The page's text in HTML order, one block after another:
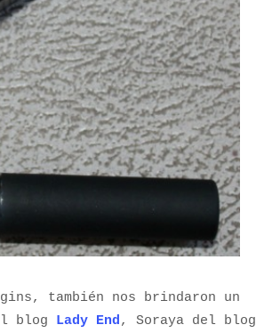
también nos brindaron un
blog Lady End, Soraya del blog